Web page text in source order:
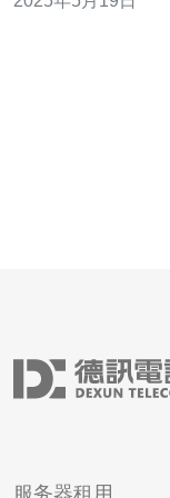
业务效率至关重要。 在选择云服务器型号之前，需要明确
服务器租用